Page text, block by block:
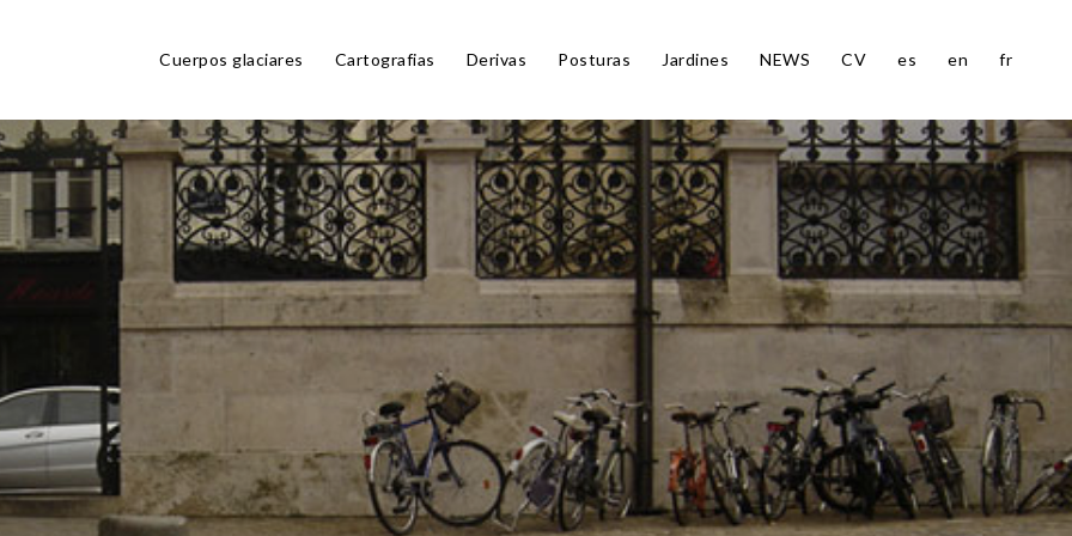
Cuerpos glaciares Cartografias Derivas Posturas Jardines NEWS CV es en fr